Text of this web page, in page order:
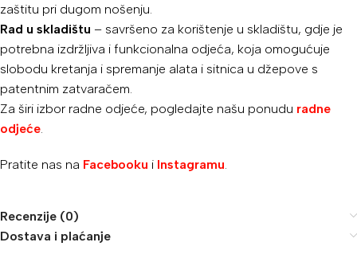
zaštitu pri dugom nošenju.
Rad u skladištu – savršeno za korištenje u skladištu, gdje je
potrebna izdržljiva i funkcionalna odjeća, koja omogućuje
slobodu kretanja i spremanje alata i sitnica u džepove s
patentnim zatvaračem.
Za širi izbor radne odjeće, pogledajte našu ponudu radne
odjeće
Pratite nas na Facebooku i Instagramu
Recenzije (0)
Dostava i plaćanje